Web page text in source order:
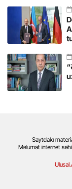
Saytdakı
Məlumat internet